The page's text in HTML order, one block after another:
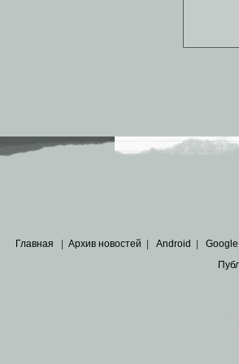
Главная Архив новостей Android Google